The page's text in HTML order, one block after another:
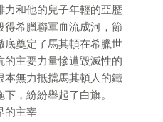
和他的兒子年輕的亞歷
得希臘聯軍血流成河，節
底奠定了馬其頓在希臘世
主要力量慘遭毀滅性的
本無力抵擋馬其頓人的鐵
，紛紛舉起了白旗。
的主宰